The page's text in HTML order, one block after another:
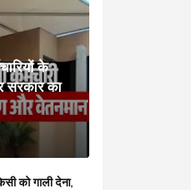
के
सरकार का
को गाली देना,